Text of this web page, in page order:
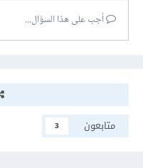
أجب على هذا السؤال...
متابعون
3